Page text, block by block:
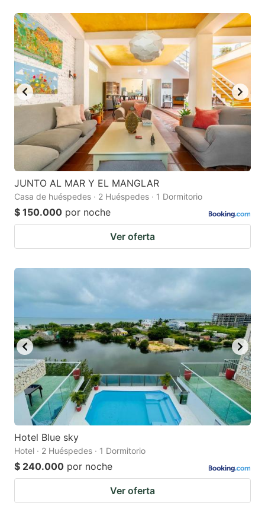
the
question
mark
key
to
get
the
keyboard
shortcuts
for
changing
dates.
the
question
mark
key
to
get
the
keyboard
shortcuts
changing
JUNTO AL MAR Y EL MANGLAR
Casa de huéspedes · 2 Huéspedes · 1 Dormitorio
$ 150.000 por noche
Ver oferta
Hotel Blue sky
Hotel · 2 Huéspedes · 1 Dormitorio
$ 240.000 por noche
Ver oferta